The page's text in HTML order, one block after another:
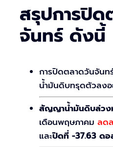
สรุปการปิด
จันทร์ ดังนี้
การปิดตลาดวันจันท
น้ำมันดิบทรุดตัวลง
สัญญาน้ำมันดิบล่วง
เดือนพฤษภาคม ลด
และปิดที่ -37.63 ดอ